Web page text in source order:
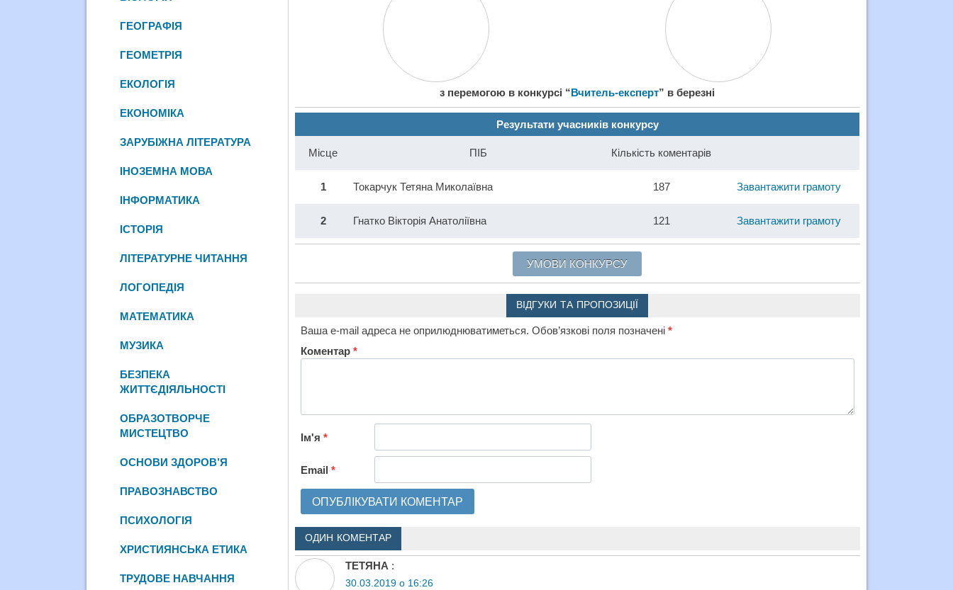
з перемогою в конкурсі “Вчитель-експерт” в березні
Результати учасників конкурсу
Місце ПІБ Кількість коментарів
1 Токарчук Тетяна Миколаївна 187 Завантажити грамоту
2 Гнатко Вікторія Анатоліївна 121 Завантажити грамоту
УМОВИ КОНКУРСУ
ВІДГУКИ ТА ПРОПОЗИЦІЇ
Ваша e-mail адреса не оприлюднюватиметься. Обов’язкові поля позначені *
Коментар *
Ім'я *
Email *
ОДИН КОМЕНТАР
ТЕТЯНА :
30.03.2019 о 16:26
ГЕОГРАФІЯ
ГЕОМЕТРІЯ
ЕКОЛОГІЯ
ЕКОНОМІКА
ЗАРУБІЖНА ЛІТЕРАТУРА
ІНОЗЕМНА МОВА
ІНФОРМАТИКА
ІСТОРІЯ
ЛІТЕРАТУРНЕ ЧИТАННЯ
ЛОГОПЕДІЯ
МАТЕМАТИКА
МУЗИКА
БЕЗПЕКА
ЖИТТЄДІЯЛЬНОСТІ
ОБРАЗОТВОРЧЕ
МИСТЕЦТВО
ОСНОВИ ЗДОРОВ’Я
ПРАВОЗНАВСТВО
ПСИХОЛОГІЯ
ХРИСТИЯНСЬКА ЕТИКА
ТРУДОВЕ НАВЧАННЯ